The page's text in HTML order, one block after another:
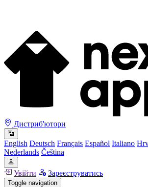
Дистриб'ютори
English Deutsch Français Español Italiano
Nederlands Čeština
Увійти Зареєструватись
Toggle navigation